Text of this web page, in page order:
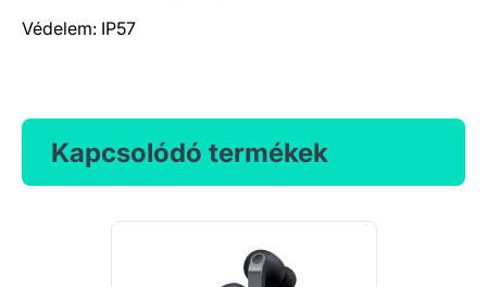
Védelem: IP57
Kapcsolódó termékek